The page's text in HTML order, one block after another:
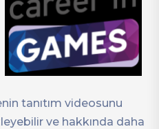
tanıtım videosunu
ve hakkında daha